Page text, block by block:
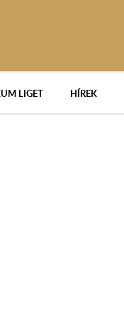
LIGET HÍREK